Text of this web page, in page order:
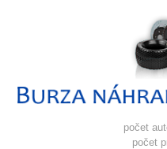
počet
počet